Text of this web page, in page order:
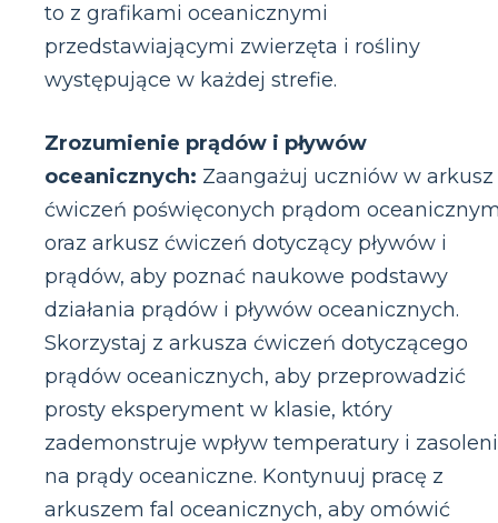
to z grafikami oceanicznymi
przedstawiającymi zwierzęta i rośliny
występujące w każdej strefie.
Zrozumienie prądów i pływów
oceanicznych: Zaangażuj uczniów w arkusz
ćwiczeń poświęconych prądom
oraz arkusz ćwiczeń dotyczący pływów i
prądów, aby poznać naukowe podstawy
działania prądów i pływów oceanicznych.
Skorzystaj z arkusza ćwiczeń dotyczącego
prądów oceanicznych, aby przeprowadzić
prosty eksperyment w klasie, który
zademonstruje wpływ temperatury i
na prądy oceaniczne. Kontynuuj pracę z
arkuszem fal oceanicznych, aby omówić